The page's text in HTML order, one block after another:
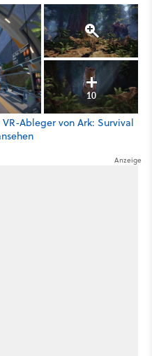
10
Ableger von Ark: Survival